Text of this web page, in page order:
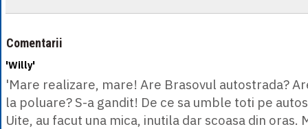
Comentarii
'Willy'
'Mare realizare, mare! Are Brasovul autostrada?
la poluare? S-a gandit! De ce sa umble toti pe
Uite, au facut una mica, inutila dar scoasa din oras.